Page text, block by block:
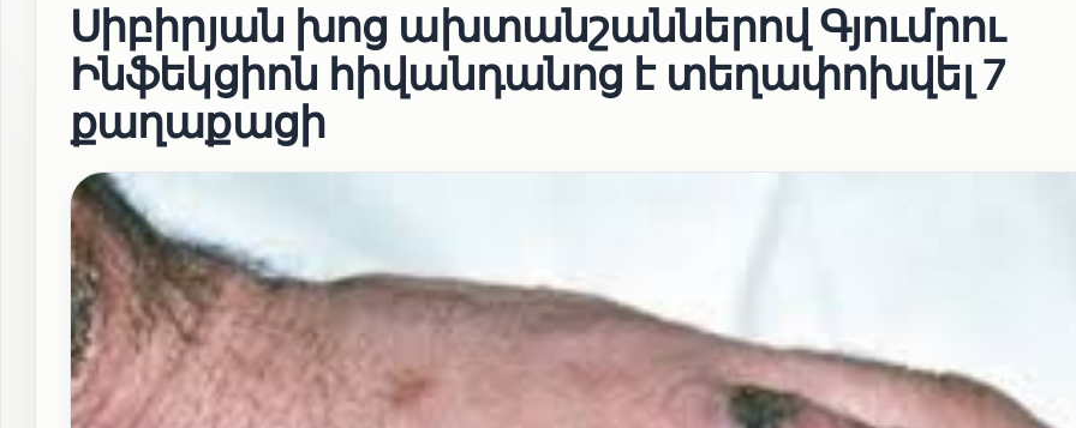
Սիբիրյան խոց ախտանշաններով Գյումրու
Ինֆեկցիոն հիվանդանոց է տեղափոխվել 7
քաղաքացի